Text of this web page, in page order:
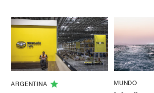
ARGENTINA MUNDO